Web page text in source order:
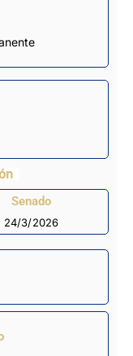
Senado
24/3/2026